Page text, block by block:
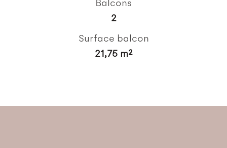
2
Surface balcon
21,75 m²